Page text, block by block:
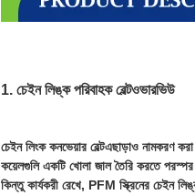
1. চেইন লিঙ্ক পরিবাহক বেল্টওভারভিউ
চেইন লিংক কনভেয়ার বেল্টএছাড়াও নামকরণ করা
কয়েলগুলি একটি খোলা জাল তৈরি করতে
কিন্তু কার্যকরী রেখে, PFM স্ক্রিনের চেইন